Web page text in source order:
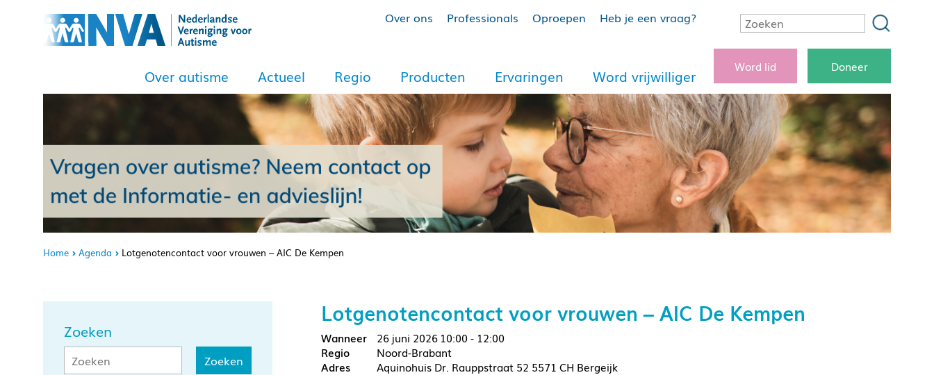
Over ons Professionals Oproepen Heb je een vraag?
Over autisme Actueel Regio Producten Ervaringen Word vrijwilliger
Word lid Doneer
Home Agenda Lotgenotencontact voor vrouwen – AIC De Kempen
Zoeken
Lotgenotencontact voor vrouwen – AIC De Kempen
26 juni 2026 10:00 - 12:00
Noord-Brabant
Aquinohuis Dr. Rauppstraat 52 5571 CH Bergeijk